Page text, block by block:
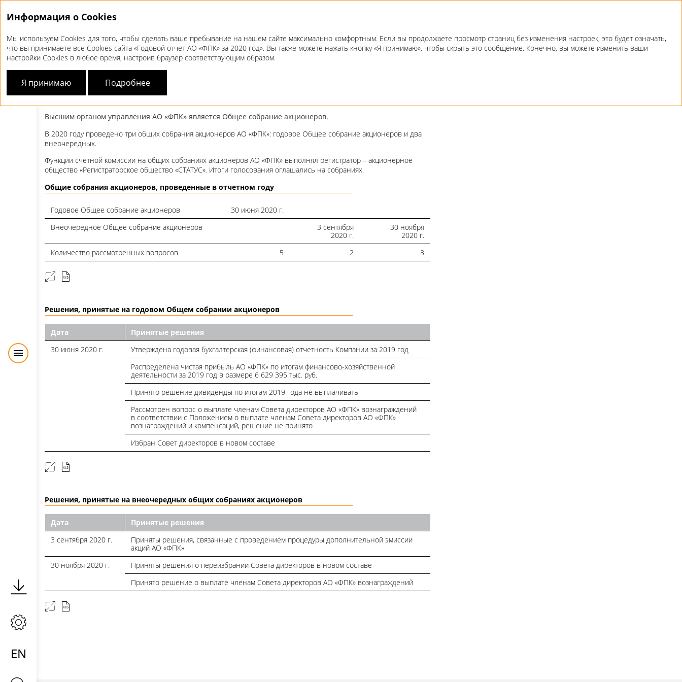
EN
Корпоративное управление Собрание акционеров
СОБРАНИЕАКЦИОНЕРОВ
Высшим органом управления АО «ФПК» является Общее собрание акционеров.
В 2020 году проведено три общих собрания акционеров АО «ФПК»: годовое Общее собрание акционеров и два
внеочередных.
Функции счетной комиссии на общих собраниях акционеров АО «ФПК» выполнял регистратор – акционерное
общество «Регистраторское общество «СТАТУС». Итоги голосования оглашались на собраниях.
Общие собрания акционеров, проведенные в отчетном году
Годовое Общее собрание акционеров
30 июня 2020 г.
Внеочередное Общее собрание акционеров
3 сентября
2020 г.
30 ноября
2020 г.
Количество рассмотренных вопросов
5 2 3
Решения, принятые на годовом Общем собрании акционеров
Дата
Принятые решения
30 июня 2020 г.
Утверждена годовая бухгалтерская (финансовая) отчетность Компании за 2019 год
Распределена чистая прибыль АО «ФПК» по итогам финансово-хозяйственной
деятельности за 2019 год в размере 6 629 395 тыс. руб.
Принято решение дивиденды по итогам 2019 года не выплачивать
Рассмотрен вопрос о выплате членам Совета директоров АО «ФПК» вознаграждений
в соответствии с Положением о выплате членам Совета директоров АО «ФПК»
вознаграждений и компенсаций, решение не принято
Избран Совет директоров в новом составе
Решения, принятые на внеочередных общих собраниях акционеров
Дата
Принятые решения
3 сентября 2020 г.
Приняты решения, связанные с проведением процедуры дополнительной эмиссии
акций АО «ФПК»
30 ноября 2020 г.
Приняты решения о переизбрании Совета директоров в новом составе
Принято решение о выплате членам Совета директоров АО «ФПК» вознаграждений
Информация о Cookies
Мы используем Cookies для того, чтобы сделать ваше пребывание на нашем сайте максимально комфортным. Если вы продолжаете просмотр страниц без изменения настроек, это будет означать,
что вы принимаете все Cookies сайта «Годовой отчет АО «ФПК» за 2020 год». Вы также можете нажать кнопку «Я принимаю», чтобы скрыть это сообщение. Конечно, вы можете изменить ваши
настройки Cookies в любое время, настроив браузер соответствующим образом.
Я принимаю Подробнее